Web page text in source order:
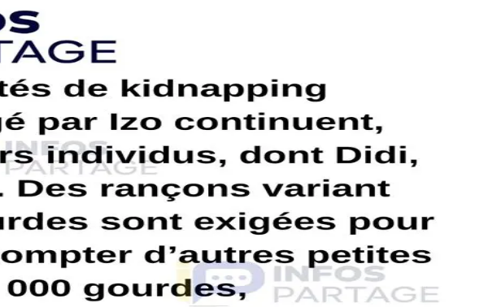
de plusieurs individus, dont Didi, Ti Ponyèt, tous étant impliqués. Des rançons variant
que 30 000 à 50 000 gourdes, demandées par des hommes armés qui, généralement,
été signalés en direction de Bel Air, avec des tentatives de ciblage prévues pour ce
véhicule a transité jusqu’à Delmas 75 – Delmas 83 où une victime a été prise pour cible.
à l’hôpital par des policiers en patrouille. LA SITUATION RESTE FRAGILE. LES